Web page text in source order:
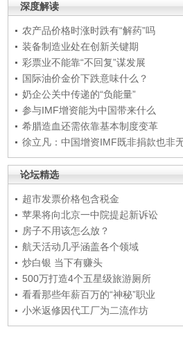
深度解读
农产品价格时涨时跌有“解药”吗
装备制造业处在创新关键期
彩票业不能靠“不回复”谋发展
国际油价金价下跌意味什么？
奶企公关中传递的“负能量”
参与IMF增资能为中国带来什么
希腊造血还需依靠基本制度变革
徐立凡：中国增资IMF既非捐款也非
论坛精选
超市发票价格包含税金
苹果将向北京一中院提起新诉讼
房子不用该怎么放？
航天活动几乎涵盖各个领域
炒白银 当下有赚头
500万打造4个五星级旅游厕所
看看那些年薪百万的“神秘”职业
小米返修因代工厂为二流作坊